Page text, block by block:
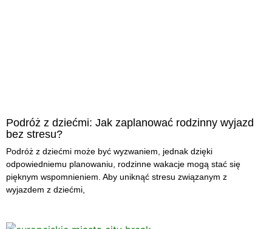
Podróż z dziećmi: Jak zaplanować rodzinny wyjazd
bez stresu?
Podróż z dziećmi może być wyzwaniem, jednak dzięki
odpowiedniemu planowaniu, rodzinne wakacje mogą stać się
pięknym wspomnieniem. Aby uniknąć stresu związanym z
wyjazdem z dziećmi,